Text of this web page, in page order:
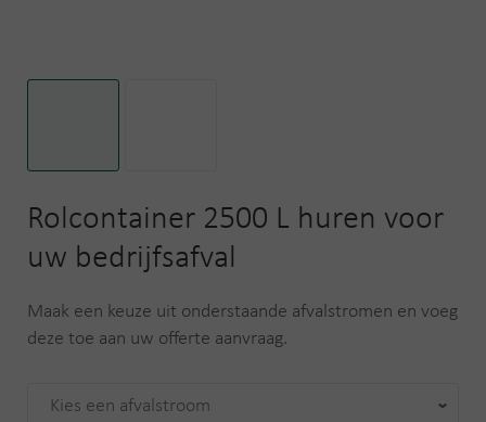
Rolcontainer 2500 L huren voor
uw bedrijfsafval
Maak een keuze uit onderstaande afvalstromen en voeg
deze toe aan uw offerte aanvraag.
Kies een afvalstroom